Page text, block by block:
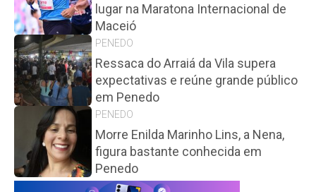
lugar na Maratona Internacional de
Maceió
PENEDO
Ressaca do Arraiá da Vila supera
expectativas e reúne grande público
em Penedo
PENEDO
Morre Enilda Marinho Lins, a Nena,
figura bastante conhecida em
Penedo